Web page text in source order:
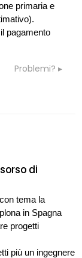
primaria e
pagamento
Problemi?
di
tema la
in Spagna
progetti
più un ingegnere